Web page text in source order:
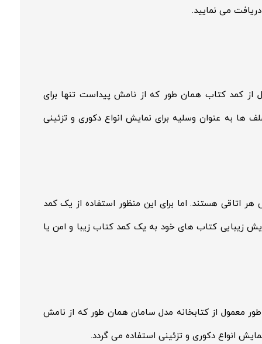
می نمایید.
کمد کتاب همان طور که از نامش پیداست تنها برای
ها به عنوان وسلیه برای نمایش انواع دکوری و تزئینی
اتاقی هستند. اما برای این منظور استفاده از یک کمد
زیبایی کتاب های خود به یک کمد کتاب زیبا و امن یا
معمول از کتابخانه مدل سامان همان طور که از نامش
انواع دکوری و تزئینی استفاده می گردد.